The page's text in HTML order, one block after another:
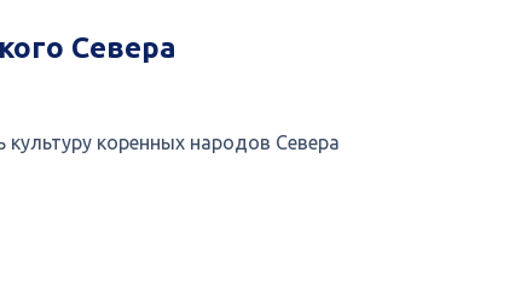
Севера
коренных народов Севера